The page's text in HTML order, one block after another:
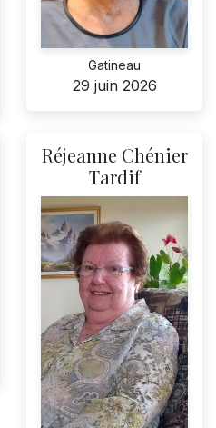
Gatineau
29 juin 2026
Réjeanne Chénier
Tardif